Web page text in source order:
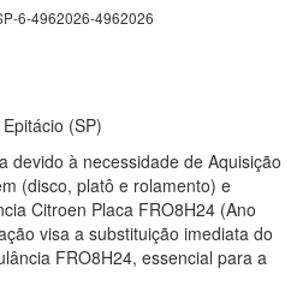
6-4962026-4962026
(SP)
devido à necessidade de Aquisição
(disco, platô e rolamento) e
Citroen Placa FRO8H24 (Ano
visa a substituição imediata do
FRO8H24, essencial para a